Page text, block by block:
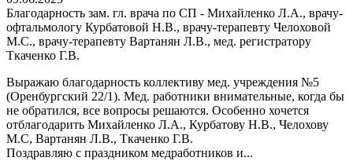
Благодарность зам. гл. врача по СП - Михайленко Л.А., врачу-
офтальмологу Курбатовой Н.В., врачу-терапевту Челоховой
М.С., врачу-терапевту Вартанян Л.В., мед. регистратору
Ткаченко Г.В.
Выражаю благодарность коллективу мед. учреждения №5
(Оренбургский 22/1). Мед. работники внимательные, когда бы
не обратился, все вопросы решаются. Особенно хочется
отблагодарить Михайленко Л.А., Курбатову Н.В., Челохову
М.С, Вартанян Л.В., Ткаченко Г.В.
Поздравляю с праздником медработников и...